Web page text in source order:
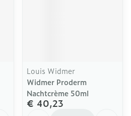
Louis Widmer
Widmer Proderm
Nachtcrème 50ml
€ 40,23